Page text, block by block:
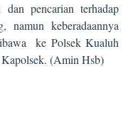
dan pencarian terhadap
namun keberadaannya
ke Polsek Kualuh
(Amin Hsb)